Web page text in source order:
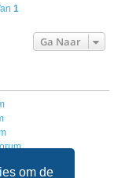
om de
1
Ga Naar